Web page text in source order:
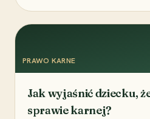
PRAWO KARNE
Jak wyjaśnić dziecku,
sprawie karnej?